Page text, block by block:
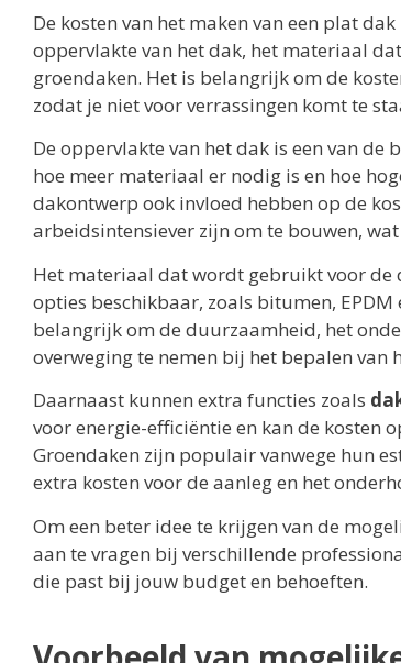
De kosten van het maken van een plat
oppervlakte van het dak, het materiaal
groendaken. Het is belangrijk om de
zodat je niet voor verrassingen komt te
De oppervlakte van het dak is een van
hoe meer materiaal er nodig is en hoe
dakontwerp ook invloed hebben op de
arbeidsintensiever zijn om te bouwen,
Het materiaal dat wordt gebruikt voor de
opties beschikbaar, zoals bitumen,
belangrijk om de duurzaamheid, het
overweging te nemen bij het bepalen van
Daarnaast kunnen extra functies zoals
voor energie-efficiëntie en kan de kosten
Groendaken zijn populair vanwege hun
extra kosten voor de aanleg en het
Om een beter idee te krijgen van de
aan te vragen bij verschillende
die past bij jouw budget en behoeften.